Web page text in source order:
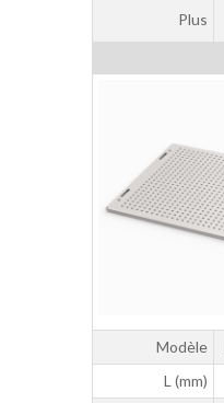
Plus
Modèle
L (mm)